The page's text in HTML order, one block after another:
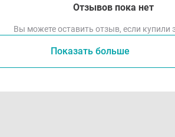
Отзывов пока нет
Вы можете оставить отзыв, если купили
Показать больше